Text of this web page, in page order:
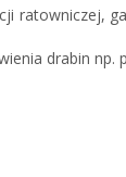
ratowniczej,
drabin np.